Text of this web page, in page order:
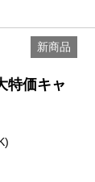
新商品
特価キャ